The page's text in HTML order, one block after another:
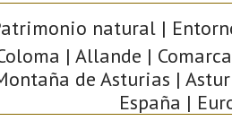
natural |
| Allande |
de Asturias |
España |